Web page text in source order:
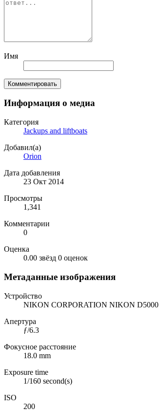
Имя
Комментировать
Информация о медиа
Категория
Jackups and liftboats
Добавил(а)
Orion
Дата добавления
23 Окт 2014
Просмотры
1,341
Комментарии
0
Оценка
0.00 звёзд 0 оценок
Метаданные изображения
Устройство
NIKON CORPORATION NIKON D5000
Апертура
ƒ/6.3
Фокусное расстояние
18.0 mm
Exposure time
1/160 second(s)
ISO
200